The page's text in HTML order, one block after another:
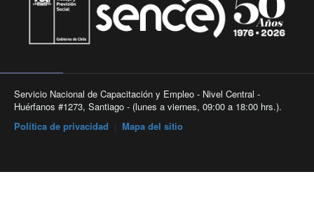
Servicio Nacional de Capacitación y Empleo - Nivel Central -
Huérfanos #1273, Santiago - (lunes a viernes, 09:00 a 18:00 hrs.).
Política de privacidad
Mapa del sitio